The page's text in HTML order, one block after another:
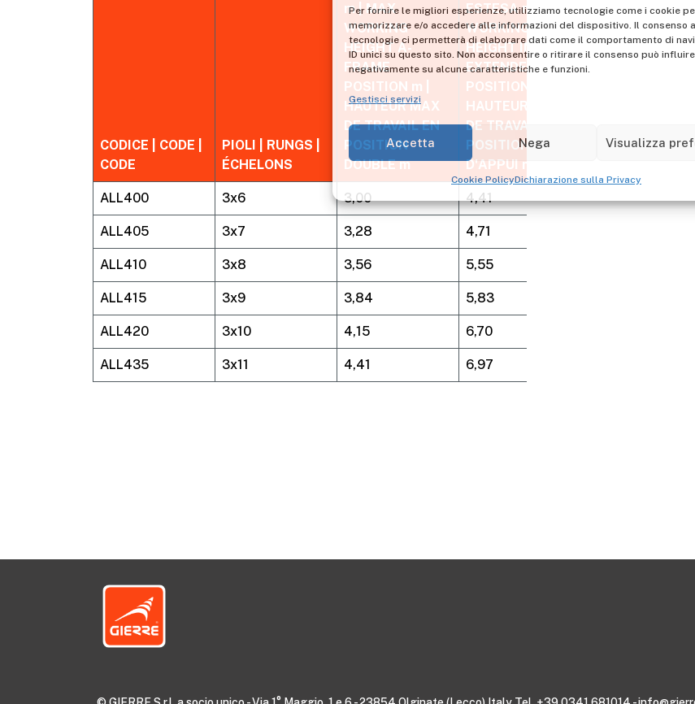
Accetta Nega Visualizza
Cookie PolicyDichiarazione sulla Privacy
CODICE | CODE |
CODE
PIOLI | RUNGS |
ÉCHELONS
m | MAX
WORKING
HEIGHT A-
FRAME
POSITION m |
HAUTEUR MAX
DE TRAVAIL EN
POSITION
DOUBLE m
ESTESA m | MAX
WORKING
HEIGHT IN
EXTENDED
POSITION m |
HAUTEUR MAX
DE TRAVAIL EN
POSITION
D'APPUI m
PRODUCT m |
ALL400 3x6 3,00 4,41 1,71x0,45x0,15
ALL405 3x7 3,28 4,71
ALL410 3x8 3,56 5,55
ALL415 3x9 3,84 5,83
ALL420 3x10 4,15 6,70
ALL435 3x11 4,41 6,97